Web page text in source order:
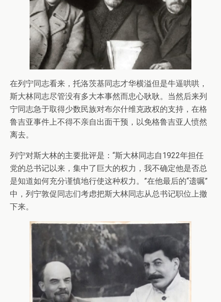
在列宁同志看来，托洛茨基同志才华横溢但是牛逼哄哄，
斯大林同志尽管没有多大本事然而忠心耿耿。当然后来列
宁同志急于取得少数民族对布尔什维克政权的支持，在格
鲁吉亚事件上不得不亲自出面干预，以免格鲁吉亚人愤然
离去。
列宁对斯大林的主要批评是：“斯大林同志自1922年担任
党的总书记以来，集中了巨大的权力，我不确定他是否总
是知道如何充分谨慎地行使这种权力。”在他最后的“遗嘱”
中，列宁敦促同志们考虑把斯大林同志从总书记职位上撤
下来。